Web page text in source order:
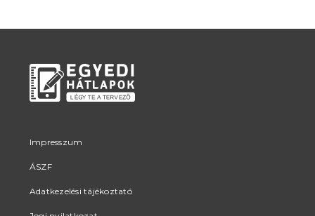
Impresszum
ÁSZF
Adatkezelési tájékoztató